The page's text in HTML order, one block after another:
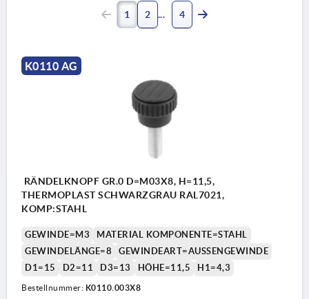
1 2 4
K0110 AG
RÄNDELKNOPF GR.0 D=M03X8, H=11,5,
THERMOPLAST SCHWARZGRAU RAL7021,
KOMP:STAHL
GEWINDE=M3
MATERIAL KOMPONENTE=STAHL
GEWINDELÄNGE=8
GEWINDEART=AUSSENGEWINDE
D1=15
D2=11 D3=13 HÖHE=11,5 H1=4,3
Bestellnummer: K0110.003X8